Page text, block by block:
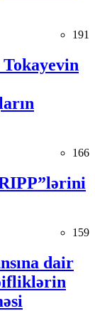
191
166
159
dair